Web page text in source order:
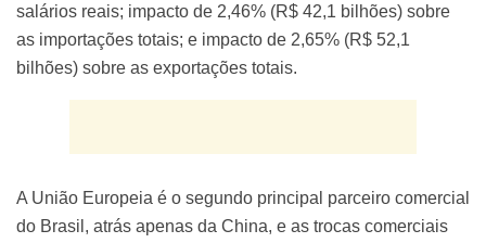
salários reais; impacto de 2,46% (R$ 42,1 bilhões) sobre
as importações totais; e impacto de 2,65% (R$ 52,1
bilhões) sobre as exportações totais.
A União Europeia é o segundo principal parceiro comercial
do Brasil, atrás apenas da China, e as trocas comerciais